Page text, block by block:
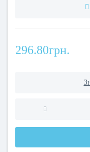
296.80грн.